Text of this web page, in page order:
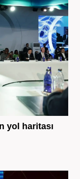
yol haritası